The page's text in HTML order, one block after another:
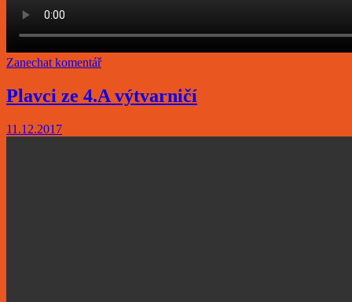
Zanechat komentář
Plavci ze 4.A výtvarničí
11.12.2017